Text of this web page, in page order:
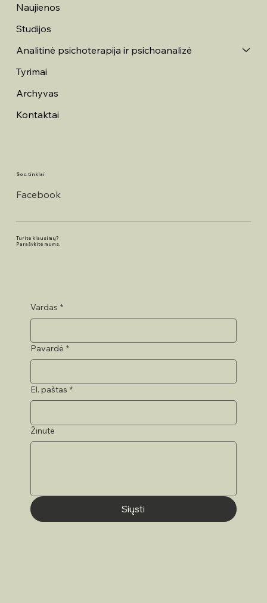
Naujienos
Studijos
Analitinė psichoterapija ir psichoanalizė
Tyrimai
Archyvas
Kontaktai
Soc. tinklai
Facebook
Turite klausimų?
Parašykite mums.
Vardas *
Pavardė *
El. paštas *
Žinutė
Siųsti